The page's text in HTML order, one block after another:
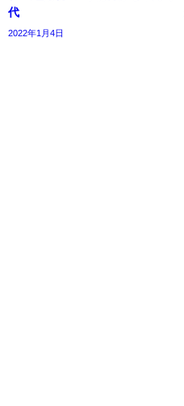
代
2022年1月4日